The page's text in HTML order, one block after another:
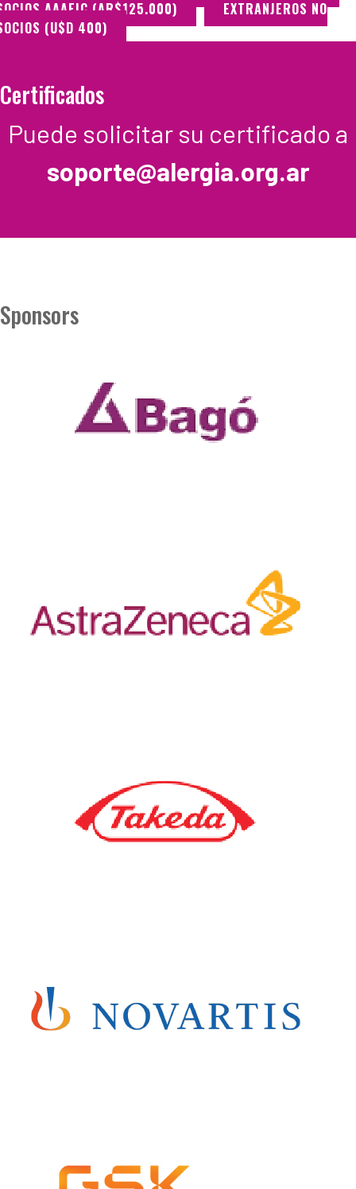
AAAEIC (AR$125.000)
EXTRANJEROS NO
(U$D 400)
Certificados
Puede solicitar su certificado a
soporte@alergia.org.ar
Sponsors